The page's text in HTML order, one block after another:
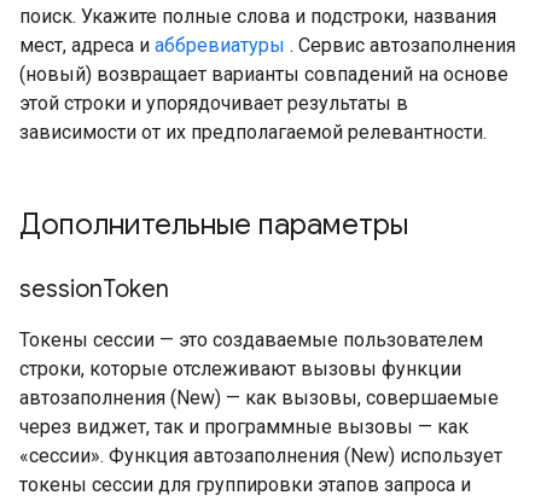
поиск. Укажите полные слова и подстроки, названия
мест, адреса и аббревиатуры . Сервис автозаполнения
(новый) возвращает варианты совпадений на основе
этой строки и упорядочивает результаты в
зависимости от их предполагаемой релевантности.
Дополнительные параметры
sessionToken
Токены сессии — это создаваемые пользователем
строки, которые отслеживают вызовы функции
автозаполнения (New) — как вызовы, совершаемые
через виджет, так и программные вызовы — как
«сессии». Функция автозаполнения (New) использует
токены сессии для группировки этапов запроса и